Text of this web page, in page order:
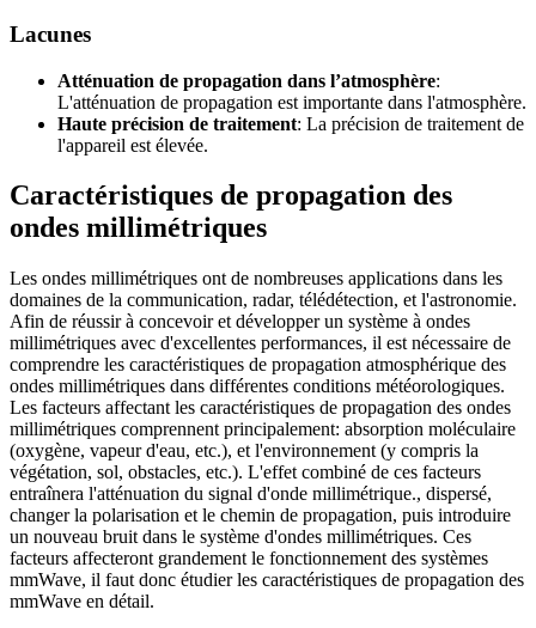
Lacunes
Atténuation de propagation dans l’atmosphère:
L'atténuation de propagation est importante dans l'atmosphère.
Haute précision de traitement: La précision de traitement de
l'appareil est élevée.
Caractéristiques de propagation des
ondes millimétriques
Les ondes millimétriques ont de nombreuses applications dans les
domaines de la communication, radar, télédétection, et l'astronomie.
Afin de réussir à concevoir et développer un système à ondes
millimétriques avec d'excellentes performances, il est nécessaire de
comprendre les caractéristiques de propagation atmosphérique des
ondes millimétriques dans différentes conditions météorologiques.
Les facteurs affectant les caractéristiques de propagation des ondes
millimétriques comprennent principalement: absorption moléculaire
(oxygène, vapeur d'eau, etc.), et l'environnement (y compris la
végétation, sol, obstacles, etc.). L'effet combiné de ces facteurs
entraînera l'atténuation du signal d'onde millimétrique., dispersé,
changer la polarisation et le chemin de propagation, puis introduire
un nouveau bruit dans le système d'ondes millimétriques. Ces
facteurs affecteront grandement le fonctionnement des systèmes
mmWave, il faut donc étudier les caractéristiques de propagation des
mmWave en détail.